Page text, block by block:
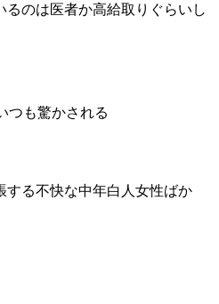
るのは医者か高給取りぐらいし
つも驚かされる
する不快な中年白人女性ばか